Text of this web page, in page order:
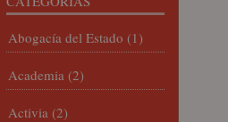
Abogacía del Estado (1)
Academia (2)
Activia (2)